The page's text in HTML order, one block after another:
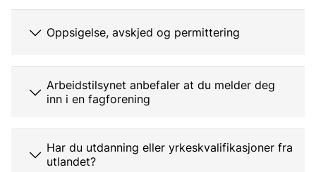
Oppsigelse, avskjed og permittering
Arbeidstilsynet anbefaler at du melder deg
inn i en fagforening
Har du utdanning eller yrkeskvalifikasjoner fra
utlandet?